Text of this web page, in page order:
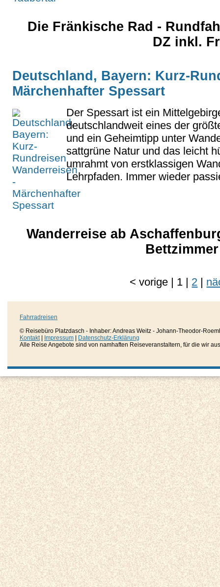
Die Fränkische Rad -
DZ inkl.
Deutschland, Bayern: Kurz-
Märchenhafter Spessart
Der Spessart ist ein
deutschlandweit eines der
und ein Geheimtipp unter
sattgrüne Natur und das leicht
umrahmt von erstklassigen
Lehrpfaden. Immer wieder
Wanderreise ab
<vorige | 1 | 2 |
Fahrradreisen
© Reisebüro Platzdasch - Inhaber: Andreas Weitz - Johann-Theodor-
Kontakt| Impressum
Datenschutz-Erklärung
Alle Reise Angebote sind von namhaften Reiseveranstaltern, für die wir